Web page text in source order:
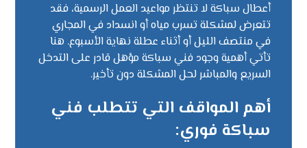
أعطال سباكة لا تنتظر مواعيد العمل الرسمية، فقد
تتعرض لمشكلة تسرب مياه أو انسداد في المجاري
في منتصف الليل أو أثناء عطلة نهاية الأسبوع. هنا
تأتي أهمية وجود فني سباكة مؤهل قادر على التدخل
السريع والمباشر لحل المشكلة دون تأخير.
أهم المواقف التي تتطلب فني
سباكة فوري: